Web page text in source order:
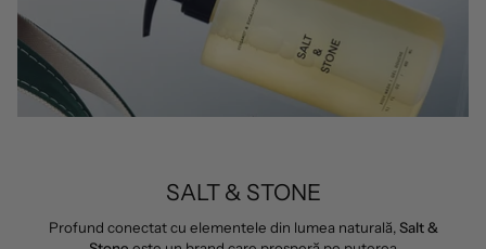
SALT & STONE
Profund conectat cu elementele din lumea naturală, Salt &